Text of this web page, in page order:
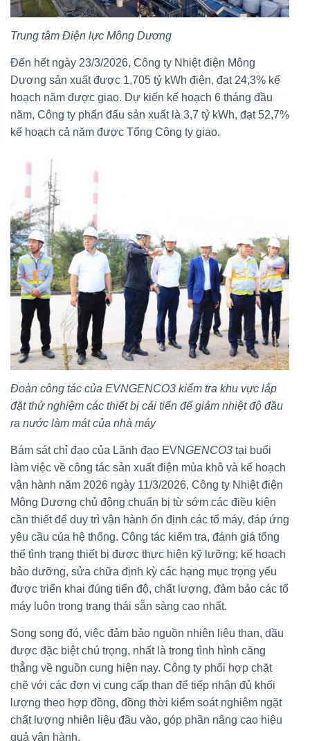
Trung tâm Điện lực Mông Dương
Đến hết ngày 23/3/2026, Công ty Nhiệt điện Mông
Dương sản xuất được 1,705 tỷ kWh điện, đạt 24,3% kế
hoạch năm được giao. Dự kiến kế hoạch 6 tháng đầu
năm, Công ty phấn đấu sản xuất là 3,7 tỷ kWh, đạt 52,7%
kế hoạch cả năm được Tổng Công ty giao.
Đoàn công tác của EVNGENCO3 kiểm tra khu vực lắp
đặt thử nghiệm các thiết bị cải tiến để giảm nhiệt độ đầu
ra nước làm mát của nhà máy
Bám sát chỉ đạo của Lãnh đạo EVNGENCO3 tại buổi
làm việc về công tác sản xuất điện mùa khô và kế hoạch
vận hành năm 2026 ngày 11/3/2026, Công ty Nhiệt điện
Mông Dương chủ động chuẩn bị từ sớm các điều kiện
cần thiết để duy trì vận hành ổn định các tổ máy, đáp ứng
yêu cầu của hệ thống. Công tác kiểm tra, đánh giá tổng
thể tình trạng thiết bị được thực hiện kỹ lưỡng; kế hoạch
bảo dưỡng, sửa chữa định kỳ các hạng mục trọng yếu
được triển khai đúng tiến độ, chất lượng, đảm bảo các tổ
máy luôn trong trạng thái sẵn sàng cao nhất.
Song song đó, việc đảm bảo nguồn nhiên liệu than, dầu
được đặc biệt chú trọng, nhất là trong tình hình căng
thẳng về nguồn cung hiện nay. Công ty phối hợp chặt
chẽ với các đơn vị cung cấp than để tiếp nhận đủ khối
lượng theo hợp đồng, đồng thời kiểm soát nghiêm ngặt
chất lượng nhiên liệu đầu vào, góp phần nâng cao hiệu
quả vận hành.